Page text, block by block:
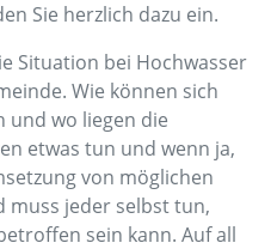
Sie herzlich dazu ein.
Situation bei Hochwasser
Wie können sich
und wo liegen die
etwas tun und wenn ja,
von möglichen
muss jeder selbst tun,
sein kann. Auf all